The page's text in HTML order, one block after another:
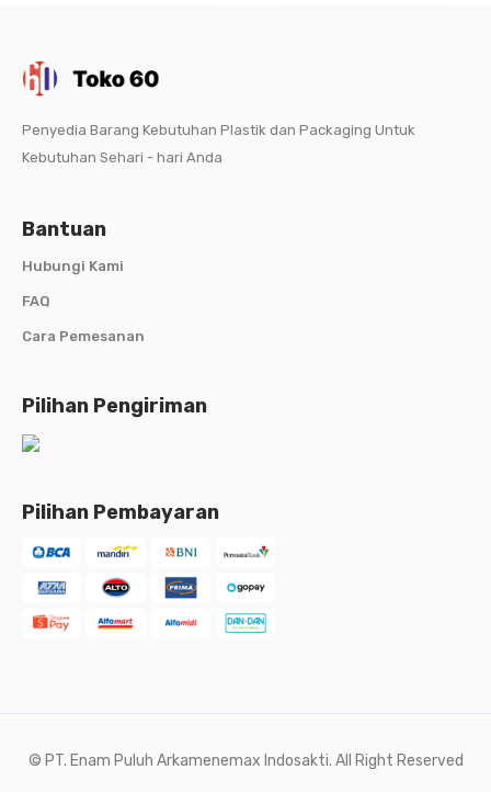
Penyedia Barang Kebutuhan Plastik dan Packaging Untuk
Kebutuhan Sehari - hari Anda
Bantuan
Hubungi Kami
FAQ
Cara Pemesanan
Pilihan Pengiriman
Pilihan Pembayaran
© PT. Enam Puluh Arkamenemax Indosakti. All Right Reserved